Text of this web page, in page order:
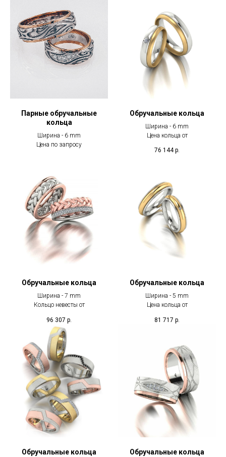
Парные обручальные
кольца
Ширина - 6 mm
Цена по запросу
Обручальные кольца
Ширина - 6 mm
Цена кольца от
76 144 р.
Обручальные кольца
Ширина - 7 mm
Кольцо невесты от
96 307 р.
Обручальные кольца
Ширина - 5 mm
Цена кольца от
81 717 р.
Обручальные кольца Обручальные кольца